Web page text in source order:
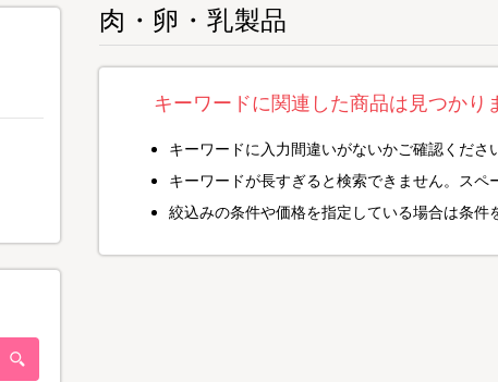
肉・卵・乳製品
キーワードに関連した商品は見つかり
キーワードに入力間違いがないかご確認くださ
キーワードが長すぎると検索できません。スペ
絞込みの条件や価格を指定している場合は条件